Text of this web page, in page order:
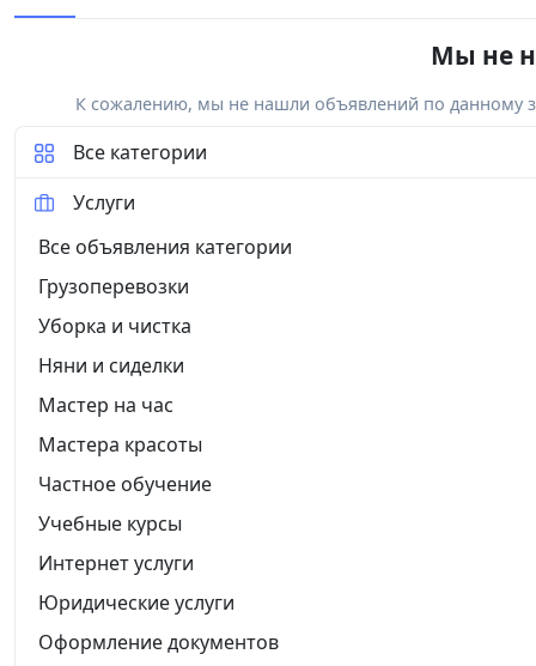
Мы не
К сожалению, мы не нашли объявлений по данному
Все категории
Услуги
Все объявления категории
Грузоперевозки
Уборка и чистка
Няни и сиделки
Мастер на час
Мастера красоты
Частное обучение
Учебные курсы
Интернет услуги
Юридические услуги
Оформление документов